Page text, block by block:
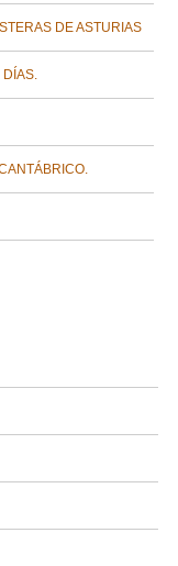
DE ASTURIAS